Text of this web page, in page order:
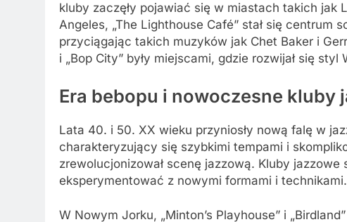
kluby zaczęły pojawiać się w miastach takich jak
Angeles, „The Lighthouse Café” stał się centrum
przyciągając takich muzyków jak Chet Baker i
i „Bop City” były miejscami, gdzie rozwijał się styl
Era bebopu i nowoczesne kluby
Lata 40. i 50. XX wieku przyniosły nową falę w
charakteryzujący się szybkimi tempami i
zrewolucjonizował scenę jazzową. Kluby
eksperymentować z nowymi formami i technikami.
W Nowym Jorku, „Minton’s Playhouse” i